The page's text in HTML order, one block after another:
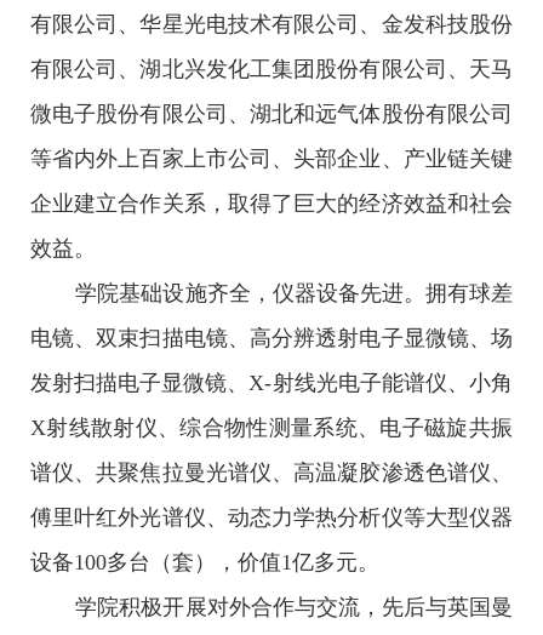
有限公司、华星光电技术有限公司、金发科技股份
有限公司、湖北兴发化工集团股份有限公司、天马
微电子股份有限公司、湖北和远气体股份有限公司
等省内外上百家上市公司、头部企业、产业链关键
企业建立合作关系，取得了巨大的经济效益和社会
效益。
学院基础设施齐全，仪器设备先进。拥有球差
电镜、双束扫描电镜、高分辨透射电子显微镜、场
发射扫描电子显微镜、X-射线光电子能谱仪、小角
X射线散射仪、综合物性测量系统、电子磁旋共振
谱仪、共聚焦拉曼光谱仪、高温凝胶渗透色谱仪、
傅里叶红外光谱仪、动态力学热分析仪等大型仪器
设备100多台（套），价值1亿多元。
学院积极开展对外合作与交流，先后与英国曼